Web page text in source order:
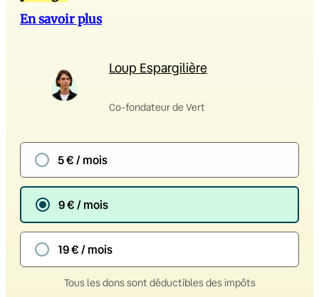
En savoir plus
Loup Espargilière
Co-fondateur de Vert
5 € / mois
9 € / mois
19 € / mois
Tous les dons sont déductibles des impôts